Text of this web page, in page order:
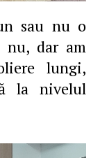
sau nu o
nu, dar am
lungi,
la nivelul